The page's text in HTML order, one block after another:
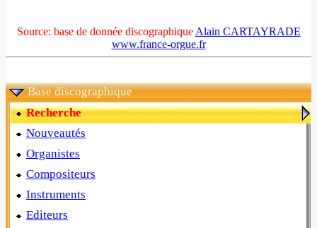
Source: base de donnée discographique Alain CARTAYRADE
www.france-orgue.fr
Base discographique
Recherche
Nouveautés
Organistes
Compositeurs
Instruments
Editeurs